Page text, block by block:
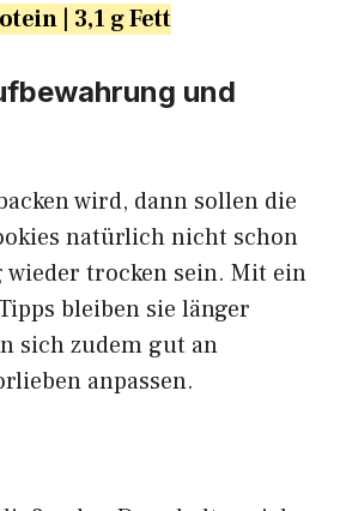
| 3,1 g Fett
und
wird, dann sollen die
natürlich nicht schon
wieder trocken sein. Mit ein
bleiben sie länger
sich zudem gut an
anpassen.